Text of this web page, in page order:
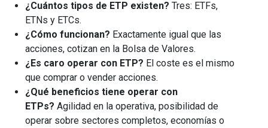
¿Cuántos tipos de ETP existen? Tres: ETFs,
ETNs y ETCs.
¿Cómo funcionan? Exactamente igual que las
acciones, cotizan en la Bolsa de Valores.
¿Es caro operar con ETP? El coste es el mismo
que comprar o vender acciones.
¿Qué beneficios tiene operar con
ETPs? Agilidad en la operativa, posibilidad de
operar sobre sectores completos, economías o